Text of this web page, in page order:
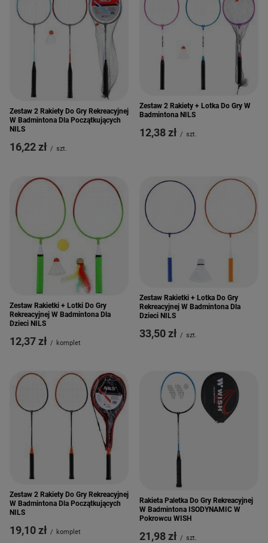
Zestaw 2 Rakiety Do Gry Rekreacyjnej
W Badmintona Dla Początkujących
NILS
16,22 zł / szt.
Zestaw 2 Rakiety + Lotka Do Gry W
Badmintona NILS
12,38 zł / szt.
Zestaw Rakietki + Lotki Do Gry
Rekreacyjnej W Badmintona Dla
Dzieci NILS
12,37 zł / komplet
Zestaw Rakietki + Lotka Do Gry
Rekreacyjnej W Badmintona Dla
Dzieci NILS
33,50 zł / szt.
Zestaw 2 Rakiety Do Gry Rekreacyjnej
W Badmintona Dla Początkujących
NILS
19,10 zł / komplet
Rakieta Paletka Do Gry Rekreacyjnej
W Badmintona ISODYNAMIC W
Pokrowcu WISH
21,98 zł / szt.